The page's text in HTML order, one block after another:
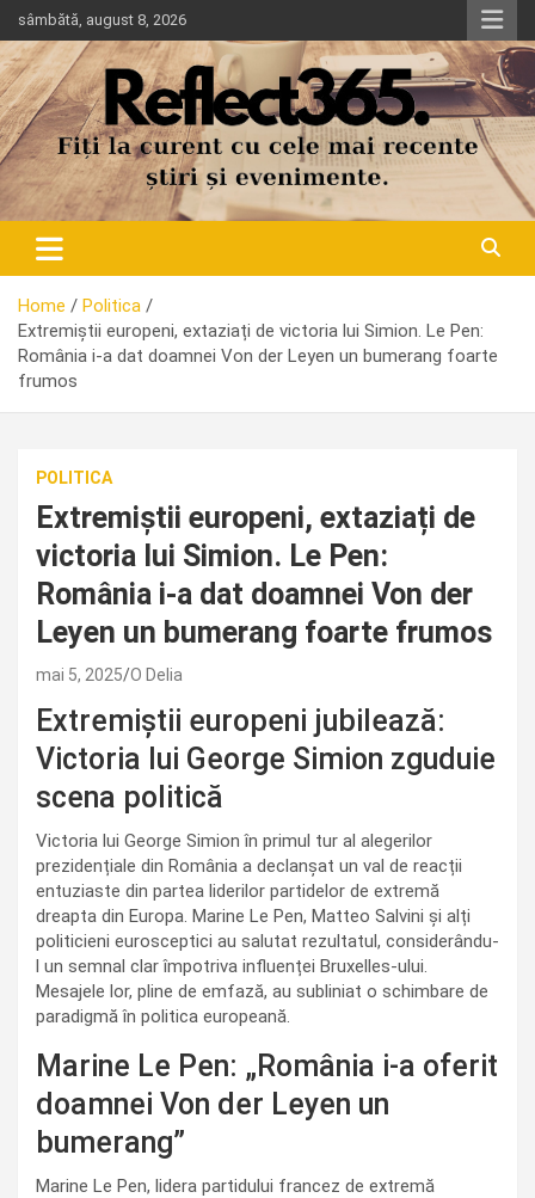
Skip
to
content
sâmbătă, august 8, 2026
Home
Politica
Extremiștii europeni, extaziați de victoria lui Simion. Le Pen:
România i-a dat doamnei Von der Leyen un bumerang foarte
frumos
POLITICA
Extremiștii europeni, extaziați de
victoria lui Simion. Le Pen:
România i-a dat doamnei Von der
Leyen un bumerang foarte frumos
mai 5, 2025 O Delia
Extremiștii europeni jubilează:
Victoria lui George Simion zguduie
scena politică
Victoria lui George Simion în primul tur al alegerilor
prezidențiale din România a declanșat un val de reacții
entuziaste din partea liderilor partidelor de extremă
dreapta din Europa. Marine Le Pen, Matteo Salvini și alți
politicieni eurosceptici au salutat rezultatul, considerându-
l un semnal clar împotriva influenței Bruxelles-ului.
Mesajele lor, pline de emfază, au subliniat o schimbare de
paradigmă în politica europeană.
Marine Le Pen: „România i-a oferit
doamnei Von der Leyen un
bumerang”
Marine Le Pen, lidera partidului francez de extremă